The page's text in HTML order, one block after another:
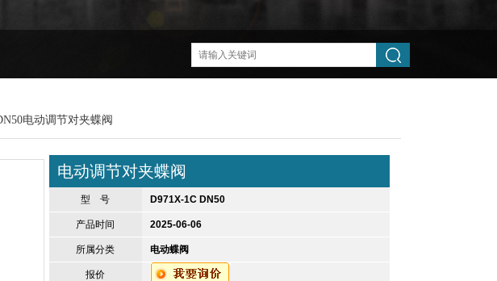
电动调节对夹蝶阀
电动调节对夹蝶阀
型 号 D971X-1C DN50
产品时间 2025-06-06
所属分类 电动蝶阀
报价